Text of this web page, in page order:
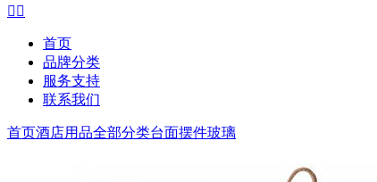
 
首页
品牌分类
服务支持
联系我们
首页酒店用品全部分类台面摆件玻璃